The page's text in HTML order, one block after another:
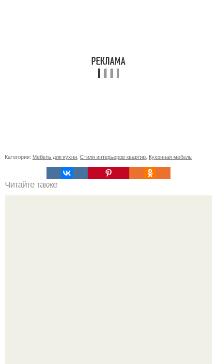
Категории: Мебель для кухни Стили интерьеров квартир Кухонная мебель
Читайте также